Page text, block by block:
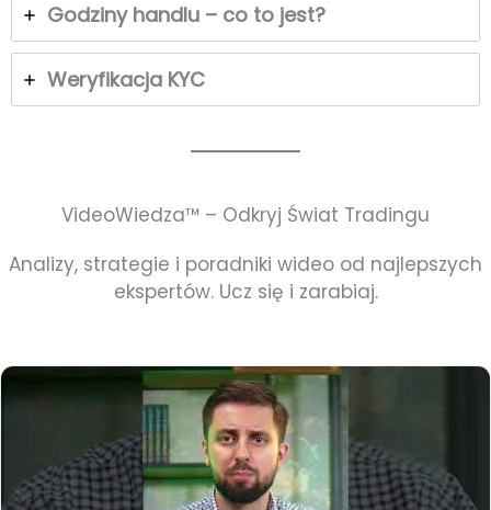
Godziny handlu – co to jest?
Weryfikacja KYC
VideoWiedza™ – Odkryj Świat Tradingu
Analizy, strategie i poradniki wideo od najlepszych
ekspertów. Ucz się i zarabiaj.